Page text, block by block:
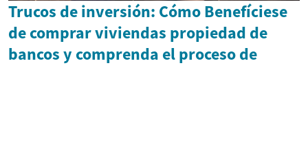
Trucos de inversión: Cómo Benefíciese
de comprar viviendas propiedad de
bancos y comprenda el proceso de